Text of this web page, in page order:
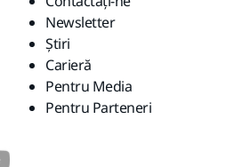
Newsletter
Știri
Carieră
Pentru Media
Pentru Parteneri